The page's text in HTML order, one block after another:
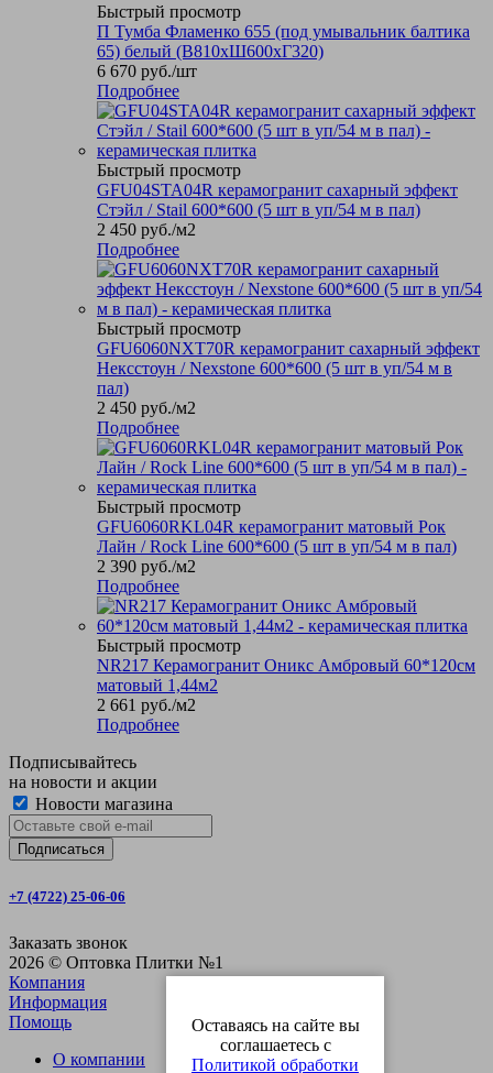
Быстрый просмотр
П Тумба Фламенко 655 (под умывальник балтика
65) белый (В810хШ600хГ320)
6 670 руб./шт
Подробнее
Быстрый просмотр
GFU04STA04R керамогранит сахарный эффект
Стэйл / Stail 600*600 (5 шт в уп/54 м в пал)
2 450 руб./м2
Подробнее
Быстрый просмотр
GFU6060NXT70R керамогранит сахарный эффект
Нексстоун / Nexstone 600*600 (5 шт в уп/54 м в
пал)
2 450 руб./м2
Подробнее
Быстрый просмотр
GFU6060RKL04R керамогранит матовый Рок
Лайн / Rock Line 600*600 (5 шт в уп/54 м в пал)
2 390 руб./м2
Подробнее
Быстрый просмотр
NR217 Керамогранит Оникс Амбровый 60*120см
матовый 1,44м2
2 661 руб./м2
Подробнее
Подписывайтесь
на новости и акции
Новости магазина
+7 (4722) 25-06-06
Заказать звонок
2026 © Оптовка Плитки №1
Компания
Информация
Помощь
О компании
Оставаясь на сайте вы
соглашаетесь с
Политикой обработки